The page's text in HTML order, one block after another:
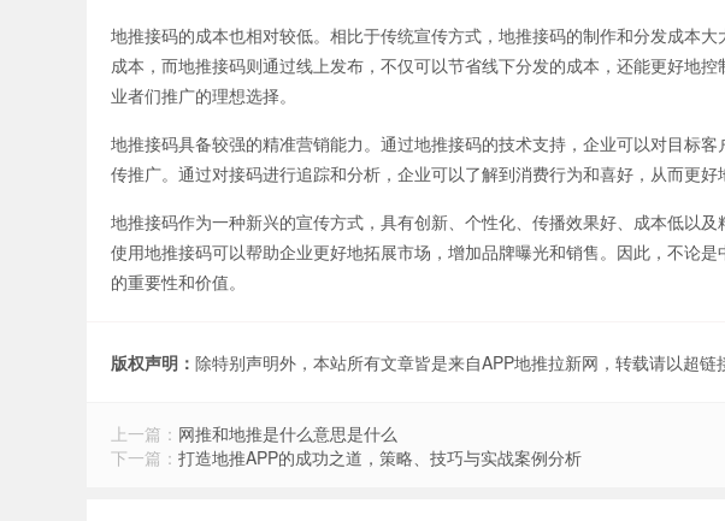
地推接码的成本也相对较低。相比于传统宣传方式，地推接码的制作和分发成本
成本，而地推接码则通过线上发布，不仅可以节省线下分发的成本，还能更好地
业者们推广的理想选择。
地推接码具备较强的精准营销能力。通过地推接码的技术支持，企业可以对目标
传推广。通过对接码进行追踪和分析，企业可以了解到消费行为和喜好，从而更好
地推接码作为一种新兴的宣传方式，具有创新、个性化、传播效果好、成本低以
使用地推接码可以帮助企业更好地拓展市场，增加品牌曝光和销售。因此，不论
的重要性和价值。
版权声明： 除特别声明外，本站所有文章皆是来自APP地推拉新网，转载请以超链
上一篇： 网推和地推是什么意思是什么
下一篇： 打造地推APP的成功之道，策略、技巧与实战案例分析